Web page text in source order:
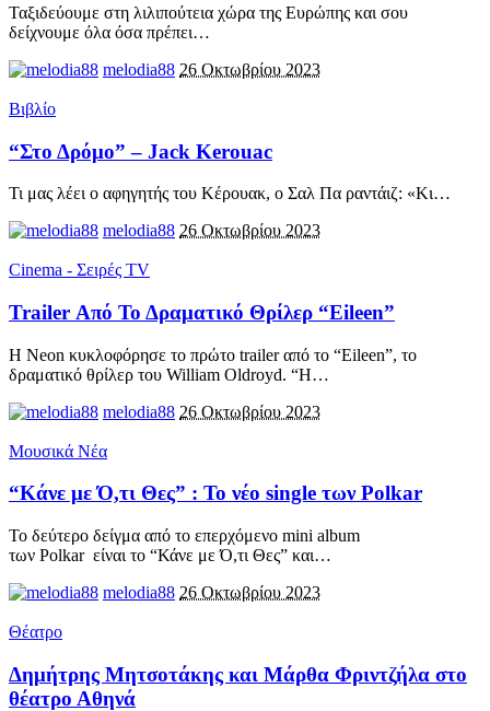
Ταξιδεύουμε στη λιλιπούτεια χώρα της Ευρώπης και σου
δείχνουμε όλα όσα πρέπει…
melodia88 26 Οκτωβρίου 2023
Βιβλίο
“Στο Δρόμο” – Jack Kerouac
Τι μας λέει ο αφηγητής του Κέρουακ, ο Σαλ Πα ραντάιζ: «Κι…
melodia88 26 Οκτωβρίου 2023
Cinema - Σειρές TV
Trailer Από Το Δραματικό Θρίλερ “Eileen”
Η Neon κυκλοφόρησε το πρώτο trailer από το “Eileen”, το
δραματικό θρίλερ του William Oldroyd. “Η…
melodia88 26 Οκτωβρίου 2023
Μουσικά Νέα
“Κάνε με Ό,τι Θες” : Το νέο single των Polkar
Το δεύτερο δείγμα από το επερχόμενο mini album
των Polkar είναι το “Κάνε με Ό,τι Θες” και…
melodia88 26 Οκτωβρίου 2023
Θέατρο
Δημήτρης Μητσοτάκης και Μάρθα Φριντζήλα στο
θέατρο Αθηνά